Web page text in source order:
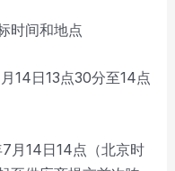
时间和地点
14日13点30分至14点
月14日14点（北京时